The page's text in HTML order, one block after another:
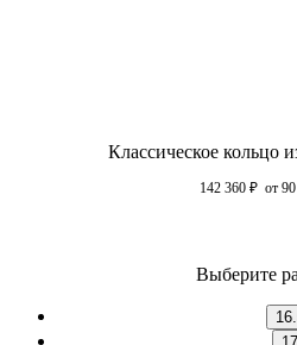
Классическое кольцо
142 360 ₽ от
Выберите